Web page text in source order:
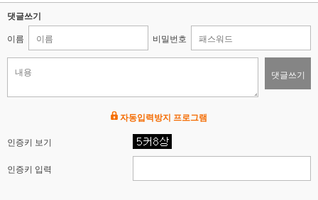
댓글쓰기
이름 비밀번호
댓글쓰기
자동입력방지 프로그램
인증키 보기
인증키 입력